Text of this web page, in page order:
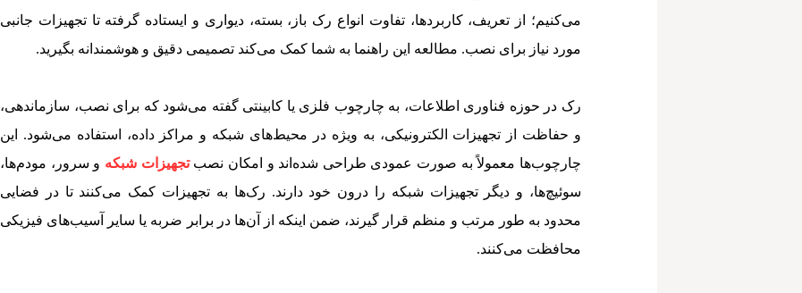
می‌کنیم؛ از تعریف، کاربردها، تفاوت انواع رک باز، بسته، دیواری و ایستاده گرفته تا تجهیزات جانبی
مورد نیاز برای نصب. مطالعه این راهنما به شما کمک می‌کند تصمیمی دقیق و هوشمندانه بگیرید.
رک در حوزه فناوری اطلاعات، به چارچوب فلزی یا کابینتی گفته می‌شود که برای نصب، سازماندهی،
و حفاظت از تجهیزات الکترونیکی، به ویژه در محیط‌های شبکه و مراکز داده، استفاده می‌شود. این
چارچوب‌ها معمولاً به صورت عمودی طراحی شده‌اند و امکان نصبتجهیزات شبکه و سرور، مودم‌ها،
سوئیچ‌ها، و دیگر تجهیزات شبکه را درون خود دارند. رک‌ها به تجهیزات کمک می‌کنند تا در فضایی
محدود به طور مرتب و منظم قرار گیرند، ضمن اینکه از آن‌ها در برابر ضربه یا سایر آسیب‌های فیزیکی
محافظت می‌کنند.